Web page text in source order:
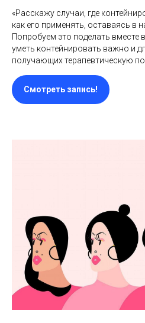
«Расскажу случаи, где
как его применять, оставаясь в
Попробуем это поделать вместе
уметь контейнировать важно и
получающих терапевтическую
Смотреть запись!